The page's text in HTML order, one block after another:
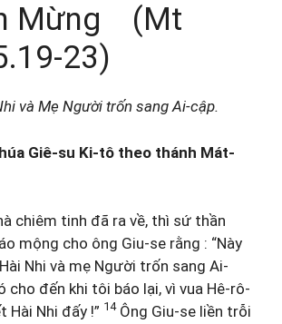
Mừng (Mt
23)
và Mẹ Người trốn sang Ai-cập.
Giê-su Ki-tô theo thánh Mát-
chiêm tinh đã ra về, thì sứ thần
mộng cho ông Giu-se rằng : “Này
Nhi và mẹ Người trốn sang Ai-
cho đến khi tôi báo lại, vì vua Hê-rô-
Hài Nhi đấy !” 14Ông Giu-se liền trỗi